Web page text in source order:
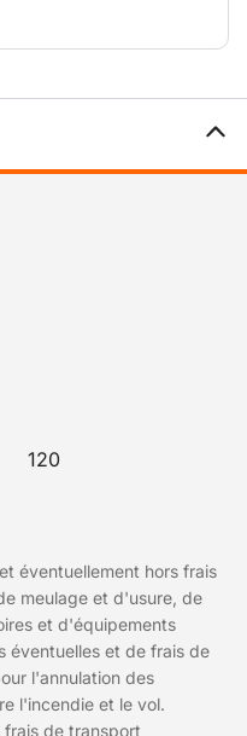
120
éventuellement hors frais
meulage et d'usure, de
et d'équipements
éventuelles et de frais de
l'annulation des
l'incendie et le vol.
frais de transport